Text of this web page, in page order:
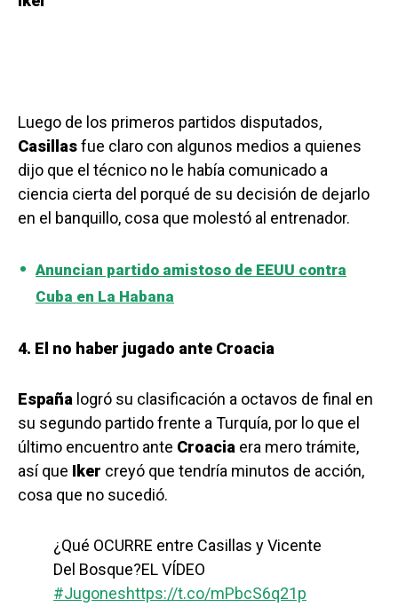
Luego de los primeros partidos disputados,
Casillasfue claro con algunos medios a quienes
dijo que el técnico no le había comunicado a
ciencia cierta del porqué de su decisión de dejarlo
en el banquillo, cosa que molestó al entrenador.
Anuncian partido amistoso de EEUU contra
Cuba en La Habana
4. El no haber jugado ante Croacia
España logró su clasificación a octavos de final en
su segundo partido frente a Turquía, por lo que el
último encuentro ante Croacia era mero trámite,
así que Iker creyó que tendría minutos de acción,
cosa que no sucedió.
¿Qué OCURRE entre Casillas y Vicente
Del Bosque?EL VÍDEO
#Jugoneshttps://t.co/mPbcS6q21p